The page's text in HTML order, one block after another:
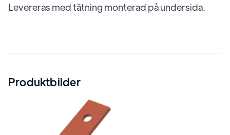
Levereras med tätning monterad på undersida.
Produktbilder